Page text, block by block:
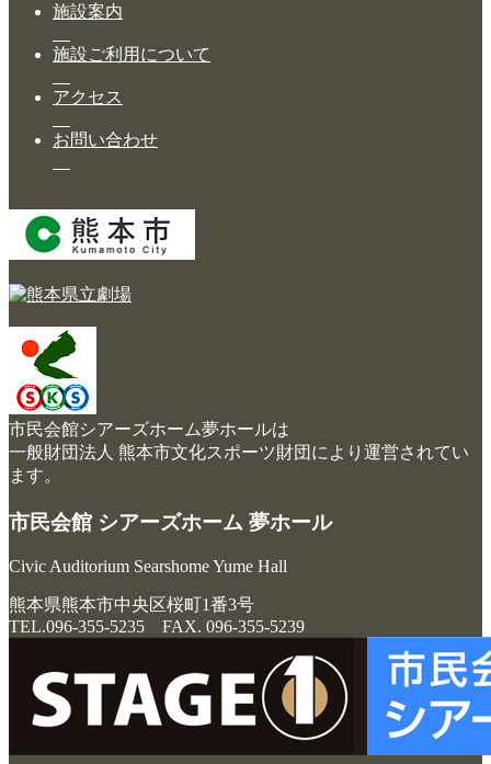
施設案内
施設ご利用について
アクセス
お問い合わせ
市民会館シアーズホーム夢ホールは
一般財団法人 熊本市文化スポーツ財団により運営されてい
ます。
市民会館 シアーズホーム 夢ホール
Civic Auditorium Searshome Yume Hall
熊本県熊本市中央区桜町1番3号
TEL.096-355-5235 FAX. 096-355-5239